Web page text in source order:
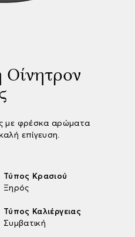
Οίνητρον
με φρέσκα αρώματα
επίγευση.
Τύπος Κρασιού
Ξηρός
Τύπος Καλιέργειας
Συμβατική